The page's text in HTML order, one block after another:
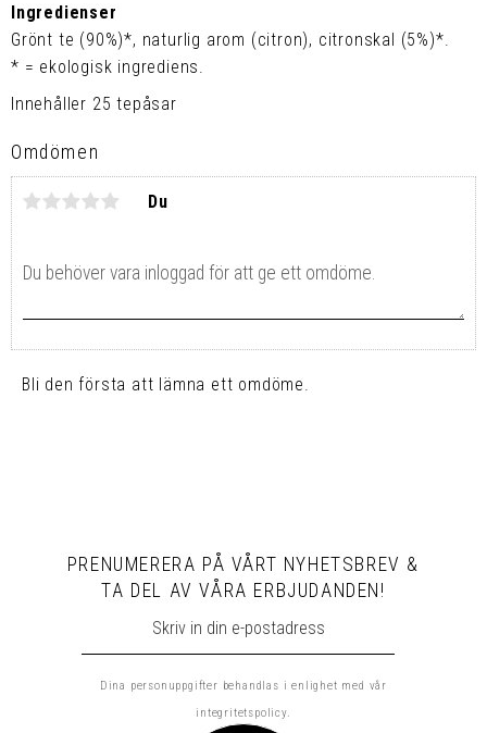
Ingredienser
Grönt te (90%)*, naturlig arom (citron), citronskal (5%)*.
* = ekologisk ingrediens.
Innehåller 25 tepåsar
Omdömen
Du
Bli den första att lämna ett omdöme.
PRENUMERERA PÅ VÅRT NYHETSBREV &
TA DEL AV VÅRA ERBJUDANDEN!
Dina personuppgifter behandlas i enlighet med vår
integritetspolicy.